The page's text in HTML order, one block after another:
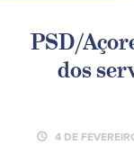
PSD/
dos
schedule 4 DE